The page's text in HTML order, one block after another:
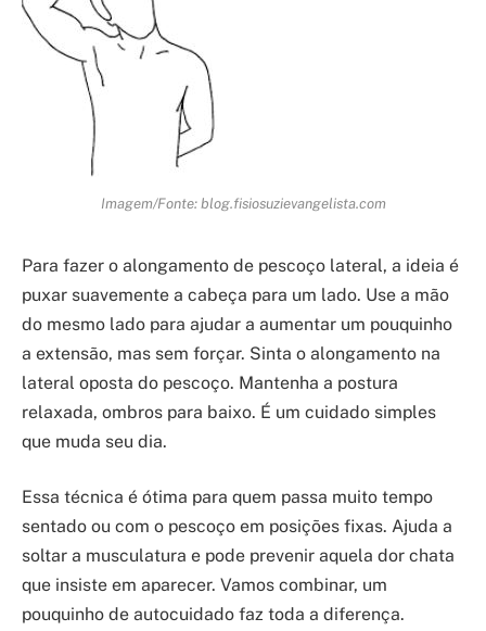
Imagem/Fonte: blog.fisiosuzievangelista.com
Para fazer o alongamento de pescoço lateral, a ideia é
puxar suavemente a cabeça para um lado. Use a mão
do mesmo lado para ajudar a aumentar um pouquinho
a extensão, mas sem forçar. Sinta o alongamento na
lateral oposta do pescoço. Mantenha a postura
relaxada, ombros para baixo. É um cuidado simples
que muda seu dia.
Essa técnica é ótima para quem passa muito tempo
sentado ou com o pescoço em posições fixas. Ajuda a
soltar a musculatura e pode prevenir aquela dor chata
que insiste em aparecer. Vamos combinar, um
pouquinho de autocuidado faz toda a diferença.